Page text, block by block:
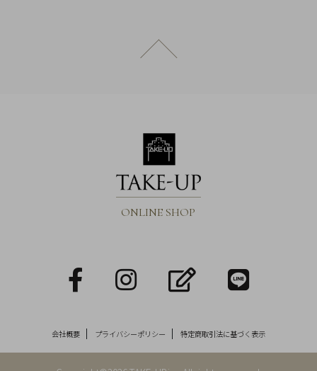
ページトップへ戻る
ONLINE SHOP
facebook
Instagram
blogLINE
会社概要 プライバシーポリシー 特定商取引法に基づく表示